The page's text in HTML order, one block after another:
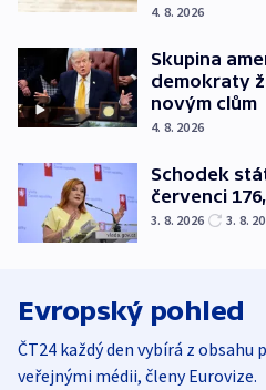
4. 8. 2026
Skupina
demokraty
novým clům
4. 8. 2026
Schodek
červenci
3. 8. 2026 3. 8.
Evropský pohled
ČT24 každý den vybírá z
veřejnými médii, členy Eurovize.